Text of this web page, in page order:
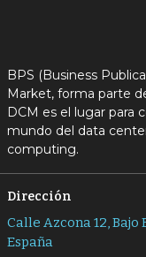
BPS (Business
Market, forma parte
DCM es el lugar para
mundo del data
computing.
Dirección
Calle Azcona 12, Bajo
España